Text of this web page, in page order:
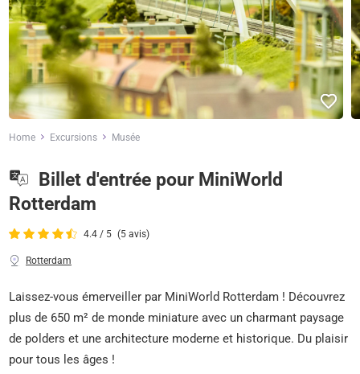
Home Excursions Musée
Billet d'entrée pour MiniWorld
Rotterdam
4.4 / 5 (5 avis)
Rotterdam
Laissez-vous émerveiller par MiniWorld Rotterdam ! Découvrez
plus de 650 m² de monde miniature avec un charmant paysage
de polders et une architecture moderne et historique. Du plaisir
pour tous les âges !